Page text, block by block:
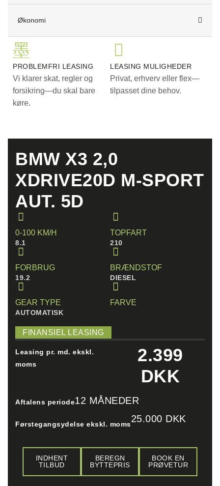
Parkeringssensor Bag, Parkeringssensor Foran, Kamera,
Nødbremse assist., Dæktryksovervågning,
Forlygtevaskesystem, Fjernlysassistent, Vognbane
assistent, El-klapbare sidespejle, Elektriske sidespejle,
Elruder, Armlæn, 4x Elruder, Harman/Kardon, Isofix,
Tågelygter, Lyssensor, Sportspakke, Tonede ruder
*Forbehold for taste-samt beregningsfejl.
Økonomi
PROBLEMFRI LEASING
Vi klarer skat, regler og
forsikring—du skal bare
køre.
LEASING MULIGHEDER
Privat, erhverv eller flex—
tilpasset dine behov.
BMW X3 2,0
XDRIVE20D M-SPORT
AUT. 5D
0-100 KM/H
8.1
TOPFART
210
FORBRUG
19.2
BRÆNDSTOF
DIESEL
GEAR TYPE
AUTOMATISK
FARVE
FINANSIEL LEASING
Leasing pr. md. ekskl.
moms
2.399
DKK
Aftalens periode12 MÅNEDER
Førstegangsydelse ekskl. moms25.000 DKK
INDHENT
TILBUD
BEREGN
BYTTEPRIS
BOOK EN
PRØVETUR